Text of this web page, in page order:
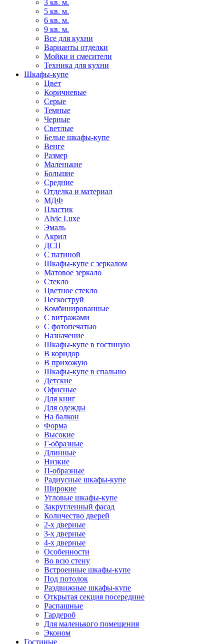
3 кв. м.
5 кв. м.
6 кв. м.
9 кв. м.
Все для кухни
Варианты отделки
Мойки и смесители
Техника для кухни
Шкафы-купе
Цвет
Коричневые
Серые
Темные
Черные
Светлые
Белые шкафы-купе
Венге
Размер
Маленькие
Большие
Средние
Отделка и материал
МДФ
Пластик
Alvic Luxe
Эмаль
Акрил
ДСП
С патиной
Шкафы-купе с зеркалом
Матовое зеркало
Стекло
Цветное стекло
Пескоструй
Комбинированные
С витражами
С фотопечатью
Назначение
Шкафы-купе в гостиную
В коридор
В прихожую
Шкафы-купе в спальню
Детские
Офисные
Для книг
Для одежды
На балкон
Форма
Высокие
Г-образные
Длинные
Низкие
П-образные
Радиусные шкафы-купе
Широкие
Угловые шкафы-купе
Закругленный фасад
Количество дверей
2-х дверные
3-х дверные
4-х дверные
Особенности
Во всю стену
Встроенные шкафы-купе
Под потолок
Раздвижные шкафы-купе
Открытая секция посередине
Распашные
Гардероб
Для маленького помещения
Эконом
Гостиные